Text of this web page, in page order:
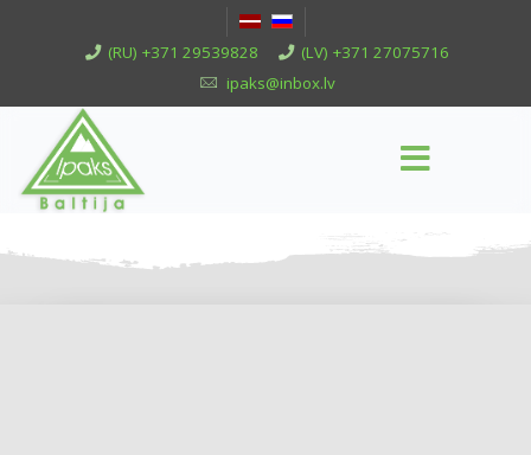
(RU) +371 29539828
(LV) +371 27075716
ipaks@inbox.lv